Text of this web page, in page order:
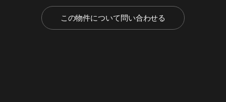
この物件について問い合わせる